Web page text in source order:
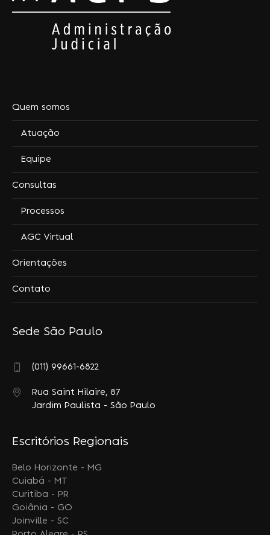
Quem somos
Atuação
Equipe
Consultas
Processos
AGC Virtual
Orientações
Contato
Sede São Paulo
(011) 99661-6822
Rua Saint Hilaire, 87
Jardim Paulista - São Paulo
Escritórios Regionais
Belo Horizonte - MG
Cuiabá - MT
Curitiba - PR
Goiânia - GO
Joinville - SC